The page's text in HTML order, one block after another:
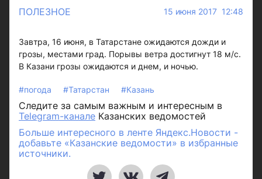
ПОЛЕЗНОЕ 15 июня 2017 12:48
Завтра, 16 июня, в Татарстане ожидаются дожди и
грозы, местами град. Порывы ветра достигнут 18 м/с.
В Казани грозы ожидаются и днем, и ночью.
#погода #Татарстан #Казань
Следите за самым важным и интересным в
Telegram-канале Казанских ведомостей
Больше интересного в ленте Яндекс.Новости -
добавьте «Казанские ведомости» в избранные
источники.